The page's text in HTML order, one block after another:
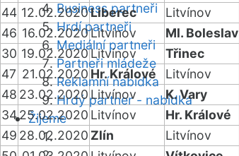
Business partneři
Hrdí partneři
Mediální partneři
Partneři mládeže
Reklamní nabídka
Hrdý partner - nabídka
Žijeme
44 12.02.2020Liberec Litvínov
46 16.02.2020Litvínov Ml. Boleslav
30 19.02.2020Litvínov Třinec
47 21.02.2020 Hr. Králové Litvínov
48 23.02.2020Litvínov K. Vary
3425.02.2020 Litvínov Hr. Králové
49 28.02.2020 Zlín Litvínov